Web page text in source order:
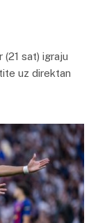
sat) igraju
uz direktan